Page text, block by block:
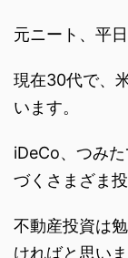
元ニート、平
現在30代で、
います。
iDeCo、つみ
づくさまざま
不動産投資は
ければと思いま